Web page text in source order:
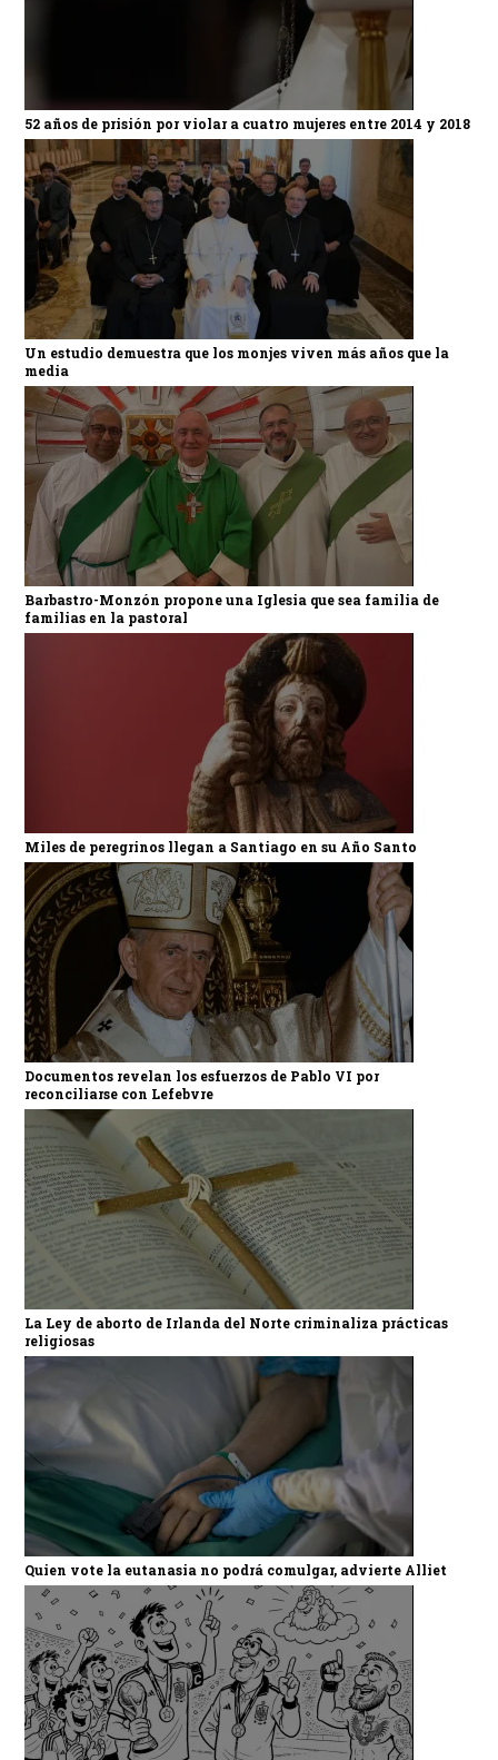
52 años de prisión por violar a cuatro mujeres entre 2014 y 2018
Un estudio demuestra que los monjes viven más años que la
media
Barbastro-Monzón propone una Iglesia que sea familia de
familias en la pastoral
Miles de peregrinos llegan a Santiago en su Año Santo
Documentos revelan los esfuerzos de Pablo VI por
reconciliarse con Lefebvre
La Ley de aborto de Irlanda del Norte criminaliza prácticas
religiosas
Quien vote la eutanasia no podrá comulgar, advierte Alliet